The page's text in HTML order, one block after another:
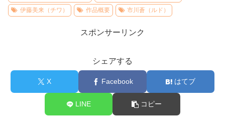
伊藤美来（チワ）
作品概要 市川蒼（ルド）
スポンサーリンク
シェアする
X Facebook はてブ
LINE コピー